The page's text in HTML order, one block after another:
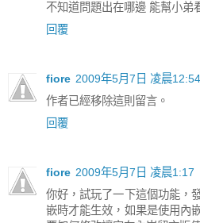
不知道問題出在哪邊 能幫小弟
回覆
fiore 2009年5月7日 凌晨12:54
作者已經移除這則留言。
回覆
fiore 2009年5月7日 凌晨1:17
你好，試玩了一下這個功能，
嵌時才能生效，如果是使用內